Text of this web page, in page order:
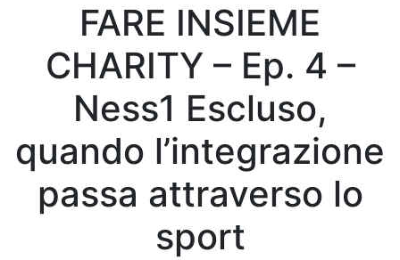
FARE INSIEME
CHARITY – Ep. 4 –
Ness1 Escluso,
quando l’integrazione
passa attraverso lo
sport